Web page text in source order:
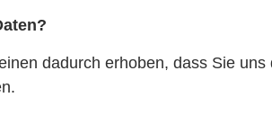
dadurch erhoben, dass Sie